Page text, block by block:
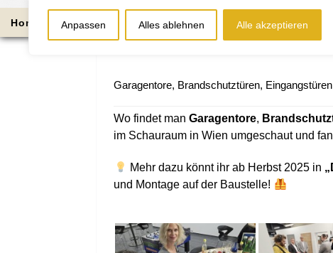
Anpassen Alles ablehnen Alle akzeptieren
Home Die Nussbaums Bauabschnitte
Garagentore, Brandschutztüren,
Wo findet manGaragentore,
im Schauraum in Wien umgeschaut und
Mehr dazu könnt ihr ab Herbst 2025 in
und Montage auf der Baustelle!